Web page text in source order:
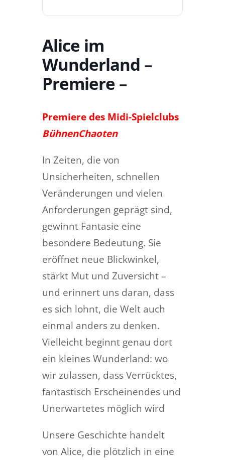
Alice im
Wunderland –
Premiere –
Premiere des Midi-Spielclubs
BühnenChaoten
In Zeiten, die von
Unsicherheiten, schnellen
Veränderungen und vielen
Anforderungen geprägt sind,
gewinnt Fantasie eine
besondere Bedeutung. Sie
eröffnet neue Blickwinkel,
stärkt Mut und Zuversicht –
und erinnert uns daran, dass
es sich lohnt, die Welt auch
einmal anders zu denken.
Vielleicht beginnt genau dort
ein kleines Wunderland: wo
wir zulassen, dass Verrücktes,
fantastisch Erscheinendes und
Unerwartetes möglich wird
Unsere Geschichte handelt
von Alice, die plötzlich in eine